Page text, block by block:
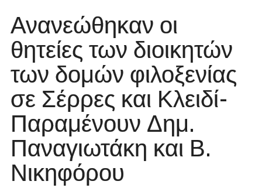
Ανανεώθηκαν οι
θητείες των διοικητών
των δομών φιλοξενίας
σε Σέρρες και Κλειδί-
Παραμένουν Δημ.
Παναγιωτάκη και Β.
Νικηφόρου